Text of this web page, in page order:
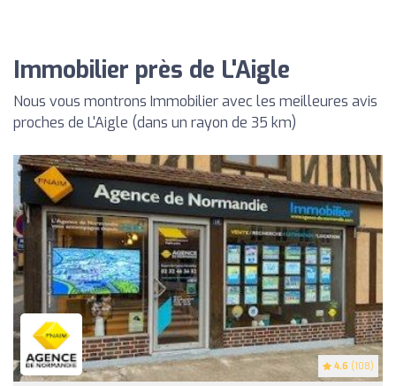
Immobilier près de L'Aigle
Nous vous montrons Immobilier avec les meilleures avis
proches de L'Aigle (dans un rayon de 35 km)
4.6 (108)